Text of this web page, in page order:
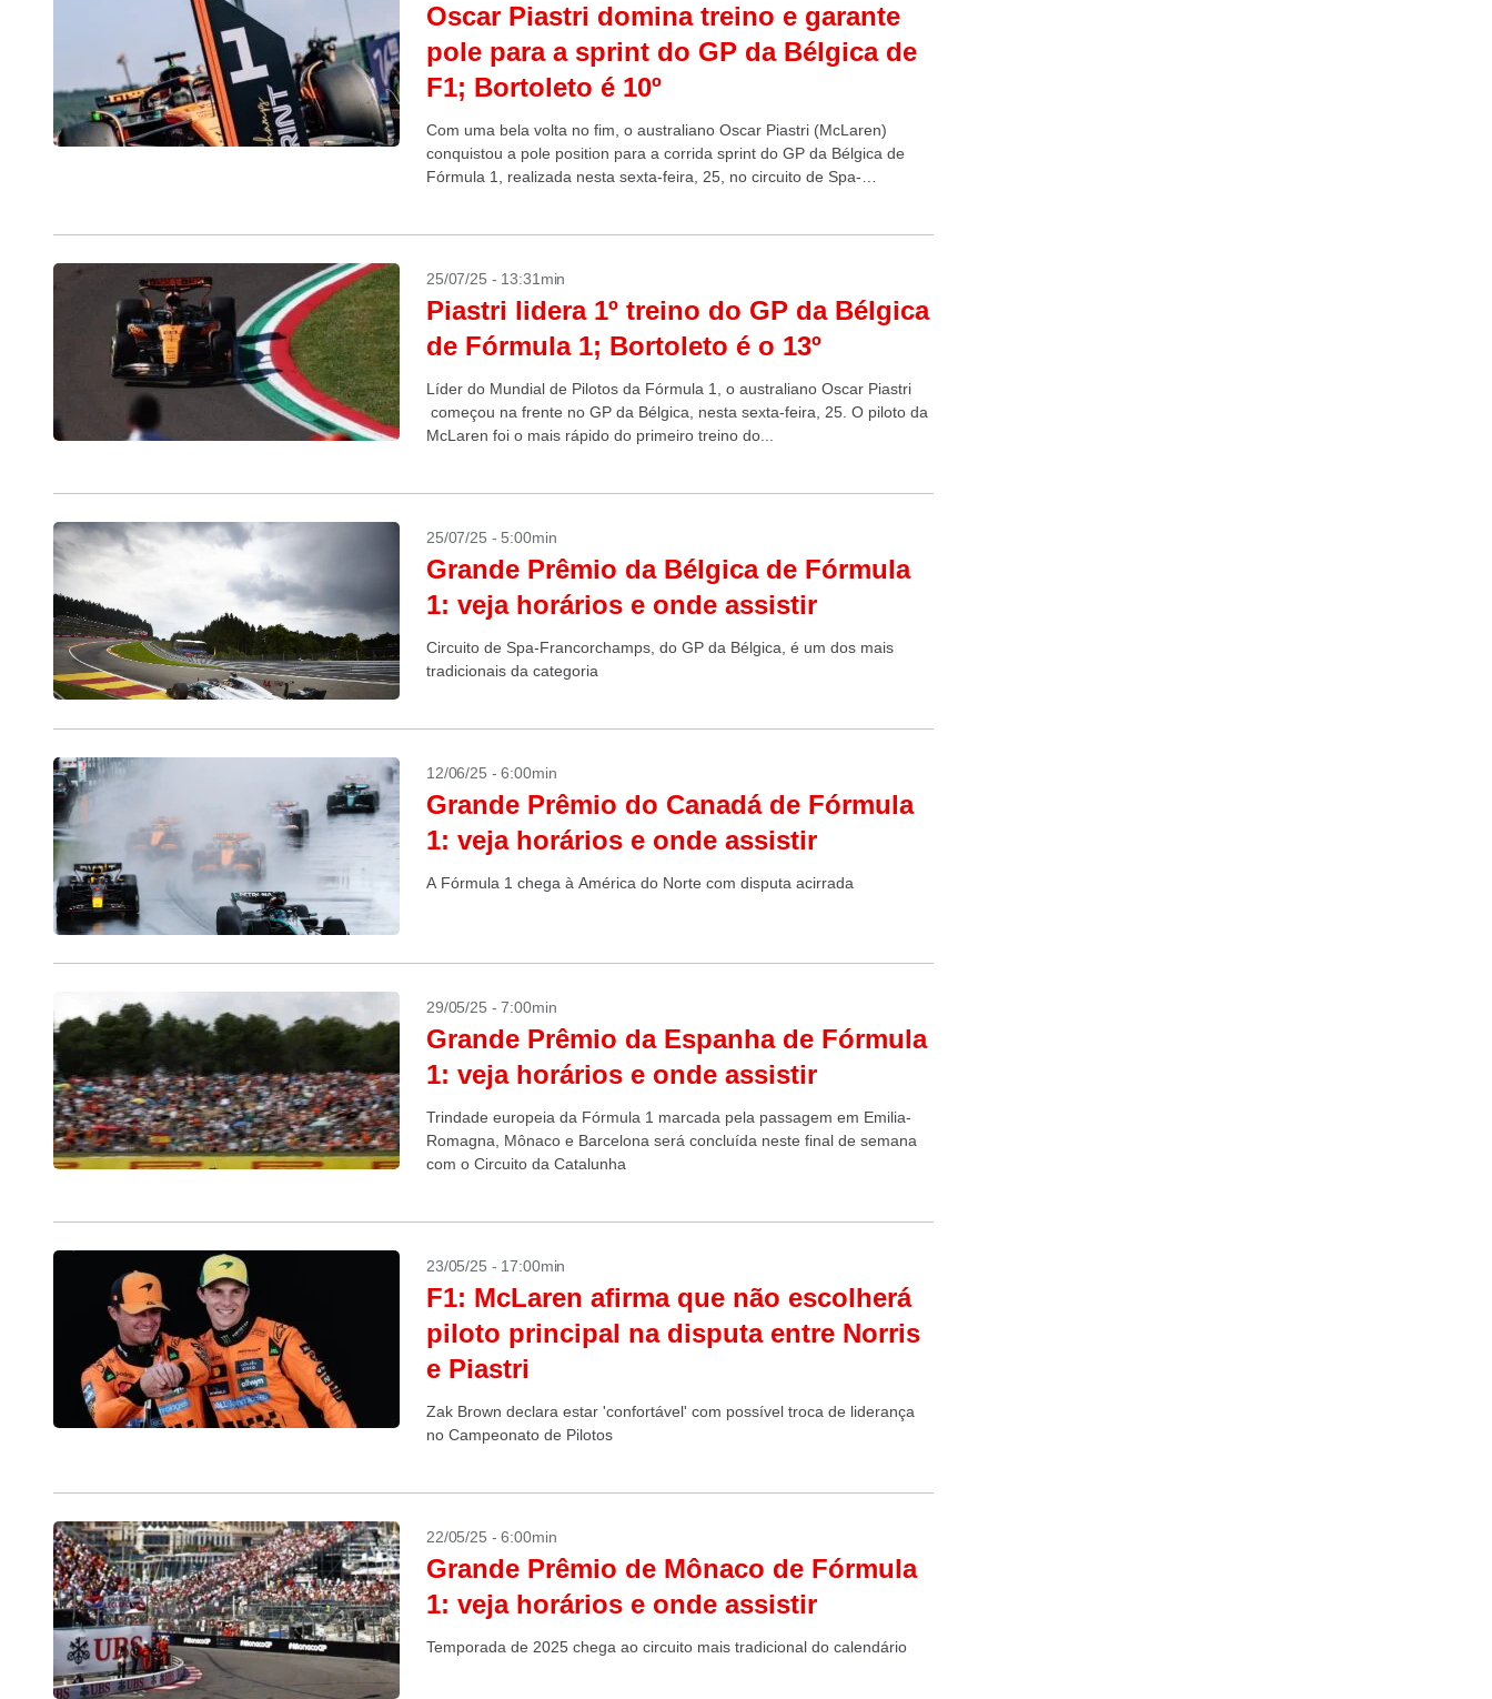
Oscar Piastri domina treino e garante
pole para a sprint do GP da Bélgica de
F1; Bortoleto é 10º
Com uma bela volta no fim, o australiano Oscar Piastri (McLaren)
conquistou a pole position para a corrida sprint do GP da Bélgica de
Fórmula 1, realizada nesta sexta-feira, 25, no circuito de Spa-
25/07/25 - 13:31min
Piastri lidera 1º treino do GP da Bélgica
de Fórmula 1; Bortoleto é o 13º
Líder do Mundial de Pilotos da Fórmula 1, o australiano Oscar Piastri
começou na frente no GP da Bélgica, nesta sexta-feira, 25. O piloto da
McLaren foi o mais rápido do primeiro treino do...
25/07/25 - 5:00min
Grande Prêmio da Bélgica de Fórmula
1: veja horários e onde assistir
Circuito de Spa-Francorchamps, do GP da Bélgica, é um dos mais
tradicionais da categoria
12/06/25 - 6:00min
Grande Prêmio do Canadá de Fórmula
1: veja horários e onde assistir
A Fórmula 1 chega à América do Norte com disputa acirrada
29/05/25 - 7:00min
Grande Prêmio da Espanha de Fórmula
1: veja horários e onde assistir
Trindade europeia da Fórmula 1 marcada pela passagem em Emilia-
Romagna, Mônaco e Barcelona será concluída neste final de semana
com o Circuito da Catalunha
23/05/25 - 17:00min
F1: McLaren afirma que não escolherá
piloto principal na disputa entre Norris
e Piastri
Zak Brown declara estar 'confortável' com possível troca de liderança
no Campeonato de Pilotos
22/05/25 - 6:00min
Grande Prêmio de Mônaco de Fórmula
1: veja horários e onde assistir
Temporada de 2025 chega ao circuito mais tradicional do calendário